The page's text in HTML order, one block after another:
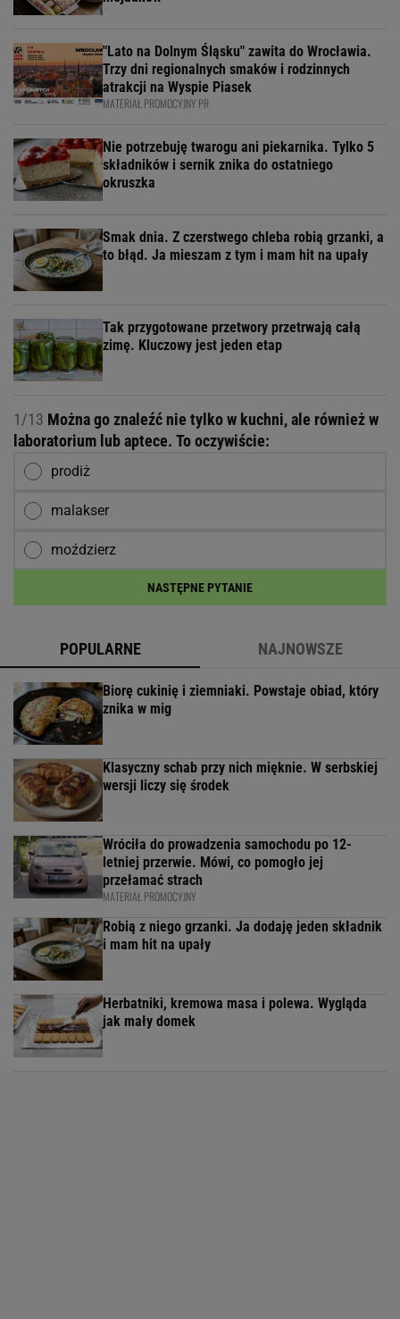
"Lato na Dolnym Śląsku" zawita do Wrocławia.
Trzy dni regionalnych smaków i rodzinnych
atrakcji na Wyspie Piasek
MATERIAŁ PROMOCYJNY PR
Nie potrzebuję twarogu ani piekarnika. Tylko 5
składników i sernik znika do ostatniego
okruszka
Smak dnia. Z czerstwego chleba robią grzanki, a
to błąd. Ja mieszam z tym i mam hit na upały
Tak przygotowane przetwory przetrwają całą
zimę. Kluczowy jest jeden etap
1/13 Można go znaleźć nie tylko w kuchni, ale również w
laboratorium lub aptece. To oczywiście:
prodiż
malakser
moździerz
NASTĘPNE PYTANIE
POPULARNE NAJNOWSZE
Biorę cukinię i ziemniaki. Powstaje obiad, który
znika w mig
Klasyczny schab przy nich mięknie. W serbskiej
wersji liczy się środek
Wróciła do prowadzenia samochodu po 12-
letniej przerwie. Mówi, co pomogło jej
przełamać strach
MATERIAŁ PROMOCYJNY
Robią z niego grzanki. Ja dodaję jeden składnik
i mam hit na upały
Herbatniki, kremowa masa i polewa. Wygląda
jak mały domek